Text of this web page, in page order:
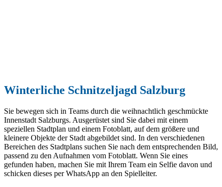
Winterliche Schnitzeljagd Salzburg
Sie bewegen sich in Teams durch die weihnachtlich geschmückte
Innenstadt Salzburgs. Ausgerüstet sind Sie dabei mit einem
speziellen Stadtplan und einem Fotoblatt, auf dem größere und
kleinere Objekte der Stadt abgebildet sind. In den verschiedenen
Bereichen des Stadtplans suchen Sie nach dem entsprechenden Bild,
passend zu den Aufnahmen vom Fotoblatt. Wenn Sie eines
gefunden haben, machen Sie mit Ihrem Team ein Selfie davon und
schicken dieses per WhatsApp an den Spielleiter.